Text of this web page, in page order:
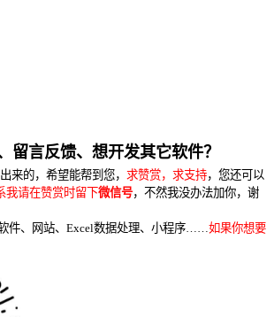
留言反馈、想开发其它软件？
来的，希望能帮到您， 求赞赏，求支持，您还可以
我请在赞赏时留下微信号，不然我没办法加你，谢
件、网站、Excel数据处理、小程序…… 如果你想要